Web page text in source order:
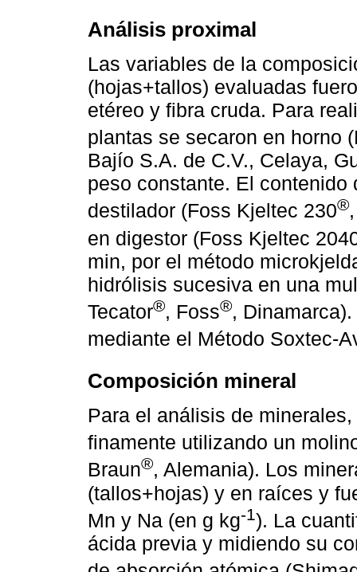
Análisis proximal
Las variables de la
(hojas+tallos) evaluadas
etéreo y fibra cruda. Para
plantas se secaron en horno
Bajío S.A. de C.V., Celaya,
peso constante. El
destilador (Foss Kjeltec 230®
en digestor (Foss Kjeltec
min, por el método
hidrólisis sucesiva en una
Tecator®, Foss®,
mediante el Método Soxtec-
Composición mineral
Para el análisis de
finamente utilizando un
Braun®, Alemania). Los
(tallos+hojas) y en raíces y
Mn y Na (en g kg-1). La
ácida previa y midiendo su